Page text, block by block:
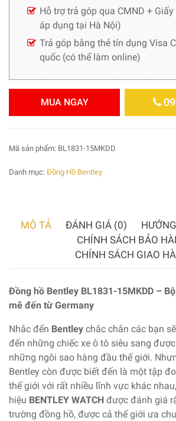
Hỗ trợ trả góp qua CMND +
áp dụng tại Hà Nội)
Trả góp bằng thẻ tín dụng Visa
quốc (có thể làm online)
MUA NGAY
Mã sản phẩm: BL1831-15MKDD
Danh mục: Đồng Hồ Bentley
MÔ TẢ ĐÁNH GIÁ (0)
CHÍNH SÁCH BẢO
CHÍNH SÁCH GIAO
Đồng hồ Bentley BL1831-15MKDD –
mẽ đến từ Germany
Nhắc đến Bentley chắc chắn các bạn
đến những chiếc xe ô tô siêu sang
những ngôi sao hàng đầu thế giới.
Bentley còn được biết đến là một tập
thế giới với rất nhiều lĩnh vực khác
hiệu BENTLEY WATCH được đánh giá
trường đồng hồ, được cả thế giới ưa